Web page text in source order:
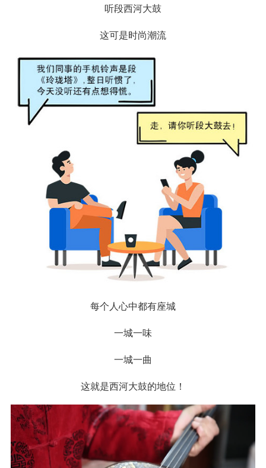
听段西河大鼓
这可是时尚潮流
每个人心中都有座城
一城一味
一城一曲
这就是西河大鼓的地位！